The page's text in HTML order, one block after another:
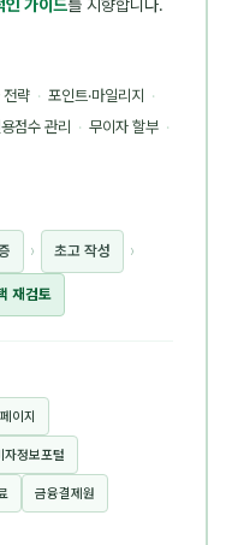
인 가이드를 지향합니다.
전략 · 포인트·마일리지 ·
점수 관리 · 무이자 할부 ·
› 초고 작성 ›
재검토
이지
자정보포털
금융결제원